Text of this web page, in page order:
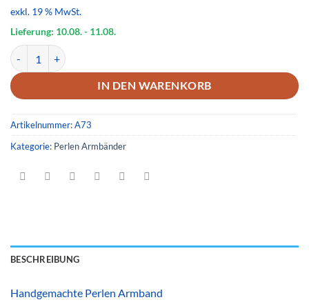
exkl. 19 % MwSt.
Lieferung: 10.08.- 11.08.
Armband 73 Menge
IN DEN WARENKORB
Artikelnummer:A73
Kategorie: Perlen Armbänder
BESCHREIBUNG
Handgemachte Perlen Armband